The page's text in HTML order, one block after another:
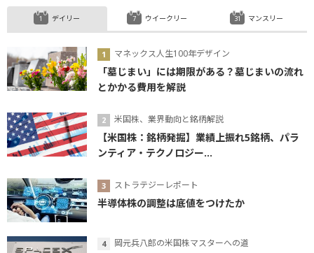
デイリー
マネックス人生100年デザイン
「墓じまい」には期限がある？墓じまいの流れ
とかかる費用を解説
米国株、業界動向と銘柄解説
【米国株：銘柄発掘】業績上振れ5銘柄、パラ
ンティア・テクノロジー...
ストラテジーレポート
半導体株の調整は底値をつけたか
岡元兵八郎の米国株マスターへの道
ウイークリー マンスリー